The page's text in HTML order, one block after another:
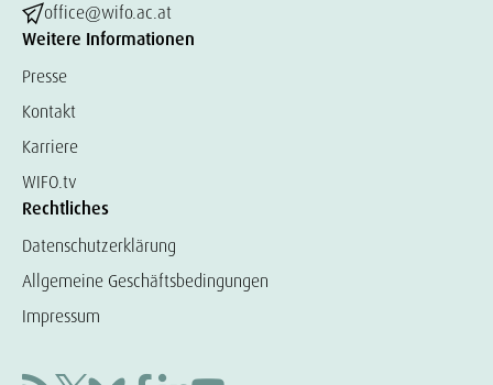
office@wifo.ac.at
Weitere Informationen
Presse
Kontakt
Karriere
WIFO.tv
Rechtliches
Datenschutzerklärung
Allgemeine Geschäftsbedingungen
Impressum